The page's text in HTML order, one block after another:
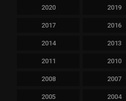
2020 2019
2017 2016
2014 2013
2011 2010
2008 2007
2005 2004